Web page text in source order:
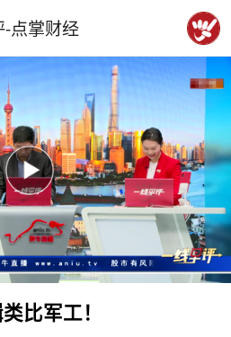
-点掌财经
比军工！